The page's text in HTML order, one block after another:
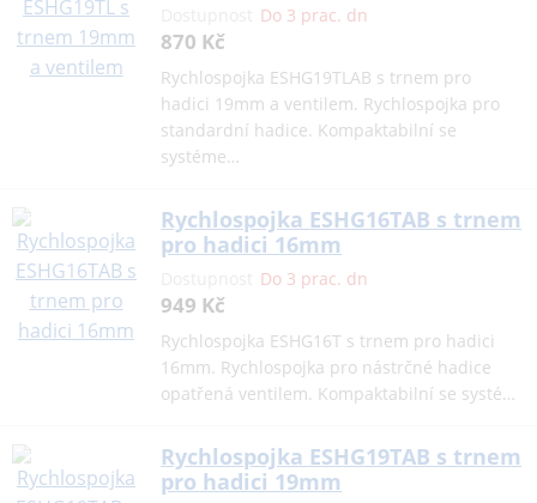
Do 3 prac. dn
870 Kč
Rychlospojka ESHG19TLAB s trnem pro
hadici 19mm a ventilem. Rychlospojka pro
standardní hadice. Kompaktabilní se
systéme…
Rychlospojka ESHG16TAB s trnem
pro hadici 16mm
Do 3 prac. dn
949 Kč
Rychlospojka ESHG16T s trnem pro hadici
16mm. Rychlospojka pro nástrčné hadice
opatřená ventilem. Kompaktabilní se systé…
Rychlospojka ESHG19TAB s trnem
pro hadici 19mm